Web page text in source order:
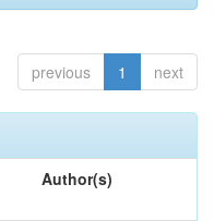
previous 1 next
Author(s)